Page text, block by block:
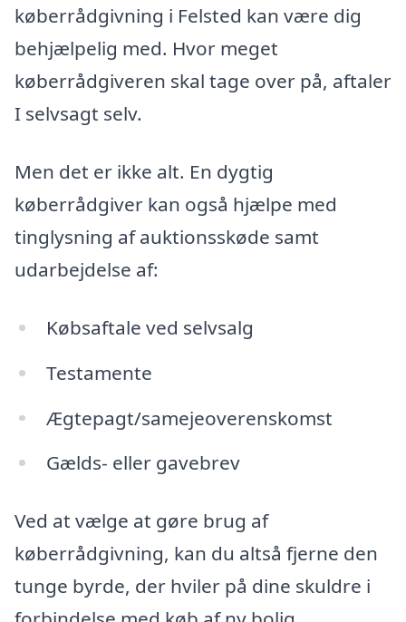
køberrådgivning i Felsted kan være dig
behjælpelig med. Hvor meget
køberrådgiveren skal tage over på, aftaler
I selvsagt selv.
Men det er ikke alt. En dygtig
køberrådgiver kan også hjælpe med
tinglysning af auktionsskøde samt
udarbejdelse af:
Købsaftale ved selvsalg
Testamente
Ægtepagt/samejeoverenskomst
Gælds- eller gavebrev
Ved at vælge at gøre brug af
køberrådgivning, kan du altså fjerne den
tunge byrde, der hviler på dine skuldre i